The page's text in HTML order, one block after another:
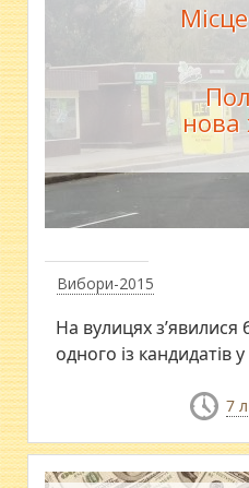
Вибори-2015
нова
На вулицях з’явилися
одного із кандидатів
7